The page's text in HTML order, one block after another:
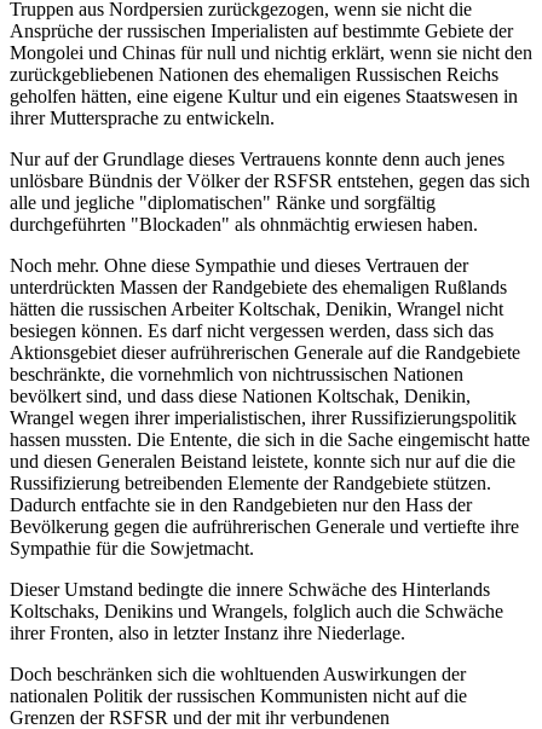
Truppen aus Nordpersien zurückgezogen, wenn sie nicht die
Ansprüche der russischen Imperialisten auf bestimmte Gebiete der
Mongolei und Chinas für null und nichtig erklärt, wenn sie nicht den
zurückgebliebenen Nationen des ehemaligen Russischen Reichs
geholfen hätten, eine eigene Kultur und ein eigenes Staatswesen in
ihrer Muttersprache zu entwickeln.
Nur auf der Grundlage dieses Vertrauens konnte denn auch jenes
unlösbare Bündnis der Völker der RSFSR entstehen, gegen das sich
alle und jegliche "diplomatischen" Ränke und sorgfältig
durchgeführten "Blockaden" als ohnmächtig erwiesen haben.
Noch mehr. Ohne diese Sympathie und dieses Vertrauen der
unterdrückten Massen der Randgebiete des ehemaligen Rußlands
hätten die russischen Arbeiter Koltschak, Denikin, Wrangel nicht
besiegen können. Es darf nicht vergessen werden, dass sich das
Aktionsgebiet dieser aufrührerischen Generale auf die Randgebiete
beschränkte, die vornehmlich von nichtrussischen Nationen
bevölkert sind, und dass diese Nationen Koltschak, Denikin,
Wrangel wegen ihrer imperialistischen, ihrer Russifizierungspolitik
hassen mussten. Die Entente, die sich in die Sache eingemischt hatte
und diesen Generalen Beistand leistete, konnte sich nur auf die die
Russifizierung betreibenden Elemente der Randgebiete stützen.
Dadurch entfachte sie in den Randgebieten nur den Hass der
Bevölkerung gegen die aufrührerischen Generale und vertiefte ihre
Sympathie für die Sowjetmacht.
Dieser Umstand bedingte die innere Schwäche des Hinterlands
Koltschaks, Denikins und Wrangels, folglich auch die Schwäche
ihrer Fronten, also in letzter Instanz ihre Niederlage.
Doch beschränken sich die wohltuenden Auswirkungen der
nationalen Politik der russischen Kommunisten nicht auf die
Grenzen der RSFSR und der mit ihr verbundenen